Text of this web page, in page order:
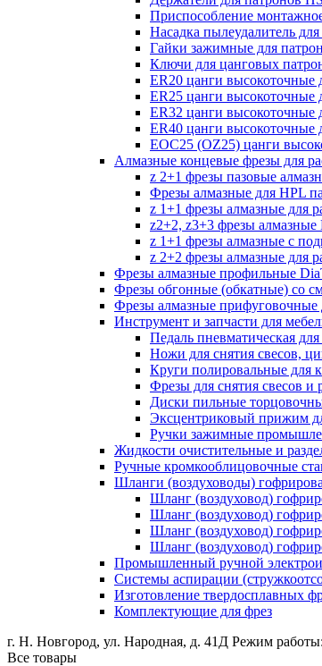
Приспособление
Насадка пылеудалитель
Гайки зажимные для
Ключи для цанговых
ER20 цанги высокоточные
ER25 цанги высокоточные
ER32 цанги высокоточные
ER40 цанги высокоточные
EOC25 (OZ25) цанги
Алмазные концевые фрезы для
z 2+1 фрезы пазовые
Фрезы алмазные для HPL
z 1+1 фрезы алмазные
z2+2, z3+3 фрезы
z 1+1 фрезы алмазные с
z 2+2 фрезы алмазные
Фрезы алмазные профильные
Фрезы обгонные (обкатные) со
Фрезы алмазные прифуговочные
Инструмент и запчасти для
Педаль пневматическая
Ножи для снятия свесов,
Круги полировальные для
Фрезы для снятия свесов и
Диски пильные
Эксцентриковый прижим
Ручки зажимные
Жидкости очистительные и
Ручные кромкооблицовочные
Шланги (воздуховоды)
Шланг (воздуховод)
Шланг (воздуховод)
Шланг (воздуховод)
Шланг (воздуховод)
Промышленный ручной
Системы аспирации
Изготовление твердосплавных
Комплектующие для фрез
г. Н. Новгород, ул. Народная, д. 41Д Режим
Все товары